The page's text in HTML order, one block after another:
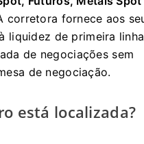
corretora fornece aos
liquidez de primeira
de negociações sem
de negociação.
está localizada?